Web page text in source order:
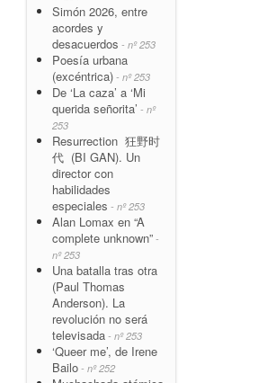
Simón 2026, entre
acordes y
desacuerdos - nº 253
Poesía urbana
(excéntrica) - nº 253
De ‘La caza’ a ‘Mi
querida señorita’ - nº
253
Resurrection 狂野时
代 (BI GAN). Un
director con
habilidades
especiales - nº 253
Alan Lomax en “A
complete unknown” -
nº 253
Una batalla tras otra
(Paul Thomas
Anderson). La
revolución no será
televisada - nº 253
‘Queer me’, de Irene
Bailo - nº 252